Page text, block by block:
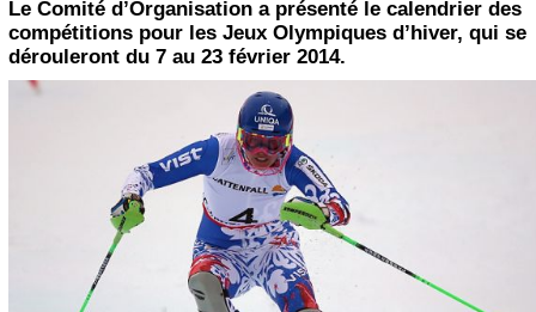
Le Comité d’Organisation a présenté le calendrier des
compétitions pour les Jeux Olympiques d’hiver, qui se
dérouleront du 7 au 23 février 2014.